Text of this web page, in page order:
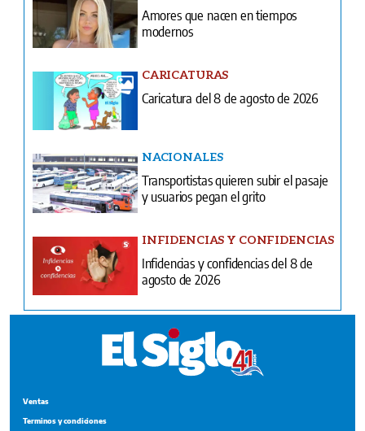
Amores que nacen en tiempos
modernos
CARICATURAS
Caricatura del 8 de agosto de 2026
NACIONALES
Transportistas quieren subir el pasaje
y usuarios pegan el grito
INFIDENCIAS Y CONFIDENCIAS
Infidencias y confidencias del 8 de
agosto de 2026
Ventas
Terminos y condiciones